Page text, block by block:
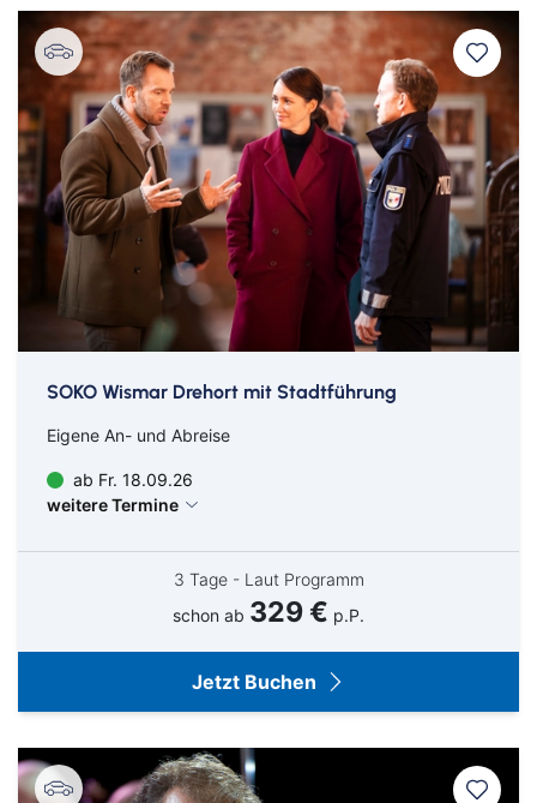
SOKO Wismar Drehort mit Stadtführung
Eigene An- und Abreise
ab Fr. 18.09.26
weitere Termine
3 Tage - Laut Programm
schon ab 329 € p.P.
Jetzt Buchen